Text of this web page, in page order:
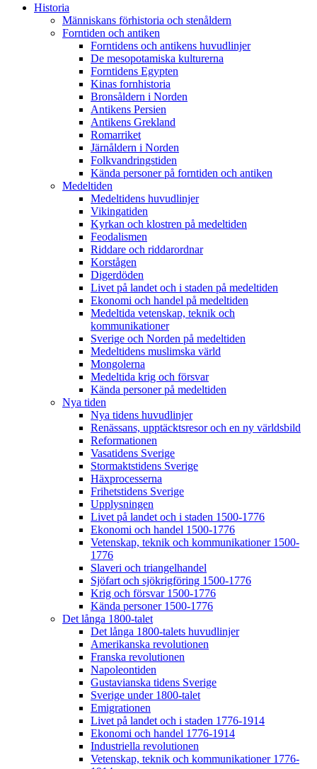
Historia
Människans förhistoria och stenåldern
Forntiden och antiken
Forntidens och antikens huvudlinjer
De mesopotamiska kulturerna
Forntidens Egypten
Kinas fornhistoria
Bronsåldern i Norden
Antikens Persien
Antikens Grekland
Romarriket
Järnåldern i Norden
Folkvandringstiden
Kända personer på forntiden och antiken
Medeltiden
Medeltidens huvudlinjer
Vikingatiden
Kyrkan och klostren på medeltiden
Feodalismen
Riddare och riddarordnar
Korstågen
Digerdöden
Livet på landet och i staden på medeltiden
Ekonomi och handel på medeltiden
Medeltida vetenskap, teknik och
kommunikationer
Sverige och Norden på medeltiden
Medeltidens muslimska värld
Mongolerna
Medeltida krig och försvar
Kända personer på medeltiden
Nya tiden
Nya tidens huvudlinjer
Renässans, upptäcktsresor och en ny världsbild
Reformationen
Vasatidens Sverige
Stormaktstidens Sverige
Häxprocesserna
Frihetstidens Sverige
Upplysningen
Livet på landet och i staden 1500-1776
Ekonomi och handel 1500-1776
Vetenskap, teknik och kommunikationer 1500-
1776
Slaveri och triangelhandel
Sjöfart och sjökrigföring 1500-1776
Krig och försvar 1500-1776
Kända personer 1500-1776
Det långa 1800-talet
Det långa 1800-talets huvudlinjer
Amerikanska revolutionen
Franska revolutionen
Napoleontiden
Gustavianska tidens Sverige
Sverige under 1800-talet
Emigrationen
Livet på landet och i staden 1776-1914
Ekonomi och handel 1776-1914
Industriella revolutionen
Vetenskap, teknik och kommunikationer 1776-